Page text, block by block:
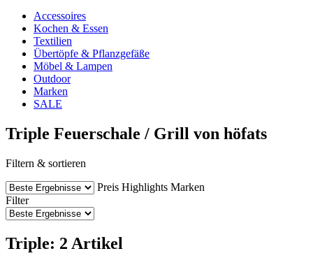
Accessoires
Kochen & Essen
Textilien
Übertöpfe & Pflanzgefäße
Möbel & Lampen
Outdoor
Marken
SALE
Triple Feuerschale / Grill von höfats
Filtern & sortieren
Preis Highlights Marken
Filter
Triple: 2 Artikel